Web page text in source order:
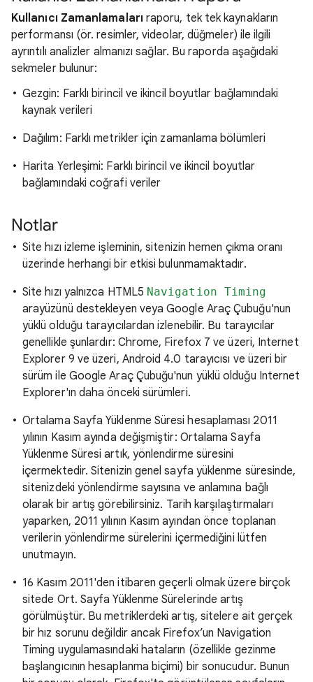
Kullanıcı Zamanlamaları raporu, tek tek kaynakların
performansı (ör. resimler, videolar, düğmeler) ile ilgili
ayrıntılı analizler almanızı sağlar. Bu raporda aşağıdaki
sekmeler bulunur:
Gezgin: Farklı birincil ve ikincil boyutlar bağlamındaki
kaynak verileri
Dağılım: Farklı metrikler için zamanlama bölümleri
Harita Yerleşimi: Farklı birincil ve ikincil boyutlar
bağlamındaki coğrafi veriler
Notlar
Site hızı izleme işleminin, sitenizin hemen çıkma oranı
üzerinde herhangi bir etkisi bulunmamaktadır.
Site hızı yalnızca HTML5 Navigation Timing
arayüzünü destekleyen veya Google Araç Çubuğu'nun
yüklü olduğu tarayıcılardan izlenebilir. Bu tarayıcılar
genellikle şunlardır: Chrome, Firefox 7 ve üzeri, Internet
Explorer 9 ve üzeri, Android 4.0 tarayıcısı ve üzeri bir
sürüm ile Google Araç Çubuğu'nun yüklü olduğu Internet
Explorer'ın daha önceki sürümleri.
Ortalama Sayfa Yüklenme Süresi hesaplaması 2011
yılının Kasım ayında değişmiştir: Ortalama Sayfa
Yüklenme Süresi artık, yönlendirme süresini
içermektedir. Sitenizin genel sayfa yüklenme süresinde,
sitenizdeki yönlendirme sayısına ve anlamına bağlı
olarak bir artış görebilirsiniz. Tarih karşılaştırmaları
yaparken, 2011 yılının Kasım ayından önce toplanan
verilerin yönlendirme sürelerini içermediğini lütfen
unutmayın.
16 Kasım 2011'den itibaren geçerli olmak üzere birçok
sitede Ort. Sayfa Yüklenme Sürelerinde artış
görülmüştür. Bu metriklerdeki artış, sitelere ait gerçek
bir hız sorunu değildir ancak Firefox’un Navigation
Timing uygulamasındaki hataların (özellikle gezinme
başlangıcının hesaplanma biçimi) bir sonucudur. Bunun